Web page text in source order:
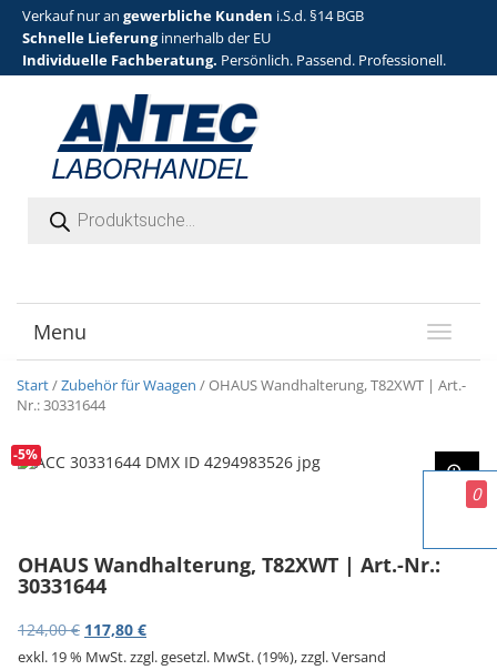
Verkauf nur an gewerbliche Kunden i.S.d. §14 BGB
Schnelle Lieferunginnerhalb der EU
Individuelle Fachberatung. Persönlich. Passend. Professionell.
T
o
g
n
g
a
Menu
Start/Zubehör für Waagen / OHAUS Wandhalterung, T82XWT | Art.-
Nr.: 30331644
-5%
OHAUS Wandhalterung, T82XWT | Art.-Nr.:
30331644
124,00€ Ursprünglicher Preis war: 124,00 €
117,80 €Aktueller Preis ist: 117,80 €.
exkl. 19 % MwSt.zzgl. gesetzl. MwSt. (19%), zzgl. Versand
0